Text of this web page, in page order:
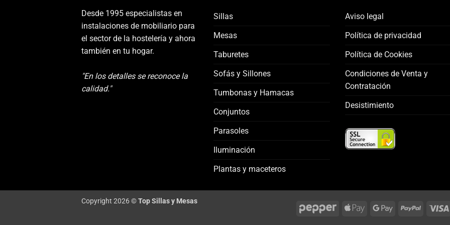
Desde 1995 especialistas en
instalaciones de mobiliario para
el sector de la hostelería y ahora
también en tu hogar.
"En los detalles se reconoce la
calidad."
Sillas
Mesas
Taburetes
Sofás y Sillones
Tumbonas y Hamacas
Conjuntos
Parasoles
Iluminación
Plantas y maceteros
Aviso legal
Política de privacidad
Política de Cookies
Condiciones de Venta y
Contratación
Desistimiento
Apple
Google
PayPal
Copyright 2026 ©Top Sillas y Mesas